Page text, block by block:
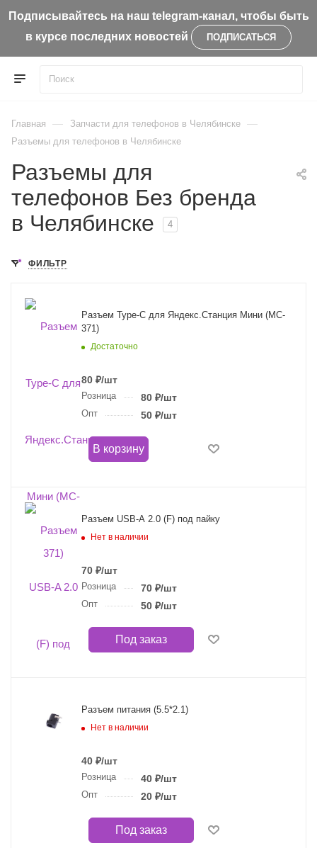
Подписывайтесь на наш telegram-канал, чтобы быть
в курсе последних новостей
ПОДПИСАТЬСЯ
Главная — Запчасти для телефонов в Челябинске —
Разъемы для телефонов в Челябинске
Разъемы для
телефонов Без бренда
в Челябинске
4
ФИЛЬТР
Разъем Type-C для Яндекс.Станция Мини (MC-
371)
Достаточно
80 ₽/шт
Розница 80₽/шт
Опт 50₽/шт
В корзину
Разъем USB-A 2.0 (F) под пайку
Нет в наличии
70 ₽/шт
Розница 70₽/шт
Опт 50₽/шт
Под заказ
Разъем питания (5.5*2.1)
Нет в наличии
40 ₽/шт
Розница 40₽/шт
Опт 20₽/шт
Под заказ